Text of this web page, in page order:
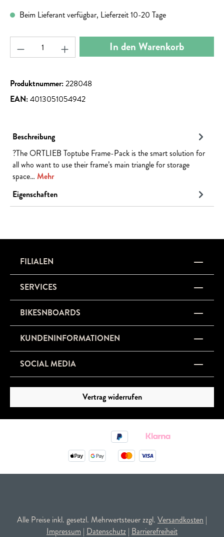
Beim Lieferant verfügbar, Lieferzeit 10-20 Tage
Produkt Anzahl: Gib den gewünschten Wert ein
In den Warenkorb
Produktnummer:228048
EAN:4013051054942
Beschreibung
?The ORTLIEB Toptube Frame-Pack is the smart solution for
all who want to use their frame’s main triangle for storage
space… Mehr
Eigenschaften
FILIALEN
SERVICES
BIKESNBOARDS
KUNDENINFORMATIONEN
SOCIAL MEDIA
Vertrag widerrufen
Alle Preise inkl. gesetzl. Mehrwertsteuer zzgl. Versandkosten |
Impressum | Datenschutz | Barrierefreiheit